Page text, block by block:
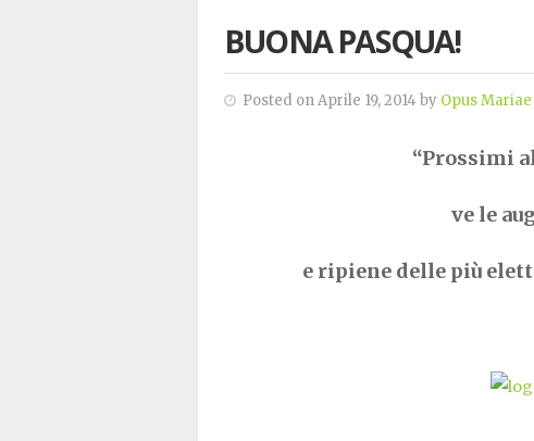
BUONA PASQUA!
Posted on Aprile 19, 2014 by Opus Mariae
“Prossimi
ve le
e ripiene delle più